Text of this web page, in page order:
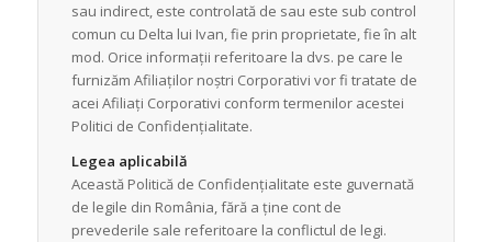
sau indirect, este controlată de sau este sub control
comun cu Delta lui Ivan, fie prin proprietate, fie în alt
mod. Orice informații referitoare la dvs. pe care le
furnizăm Afiliaților noștri Corporativi vor fi tratate de
acei Afiliați Corporativi conform termenilor acestei
Politici de Confidențialitate.
Legea aplicabilă
Această Politică de Confidențialitate este guvernată
de legile din România, fără a ține cont de
prevederile sale referitoare la conflictul de legi.